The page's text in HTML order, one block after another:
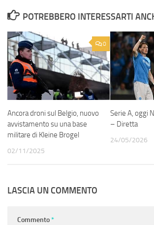
POTREBBERO INTERESSARTI
0
Ancora droni sul Belgio, nuovo
avvistamento su una base
militare di Kleine Brogel
02/11/2025
Serie A, oggi
– Diretta
24/05/2026
LASCIA UN COMMENTO
Commento*